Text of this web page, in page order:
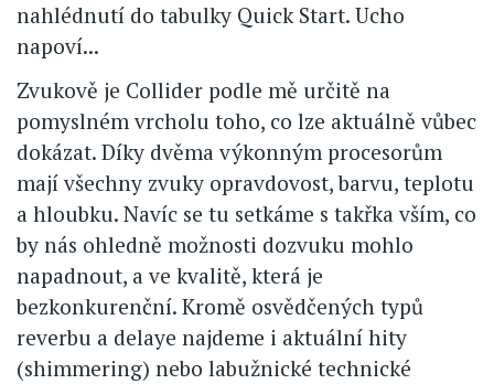
nahlédnutí do tabulky Quick Start. Ucho
napoví...
Zvukově je Collider podle mě určitě na
pomyslném vrcholu toho, co lze aktuálně vůbec
dokázat. Díky dvěma výkonným procesorům
mají všechny zvuky opravdovost, barvu, teplotu
a hloubku. Navíc se tu setkáme s takřka vším, co
by nás ohledně možnosti dozvuku mohlo
napadnout, a ve kvalitě, která je
bezkonkurenční. Kromě osvědčených typů
reverbu a delaye najdeme i aktuální hity
(shimmering) nebo labužnické technické